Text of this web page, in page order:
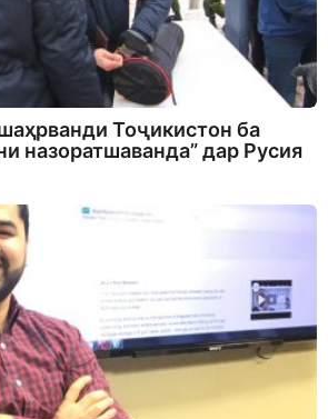
Тоҷикистон ба
назоратшаванда” дар Русия